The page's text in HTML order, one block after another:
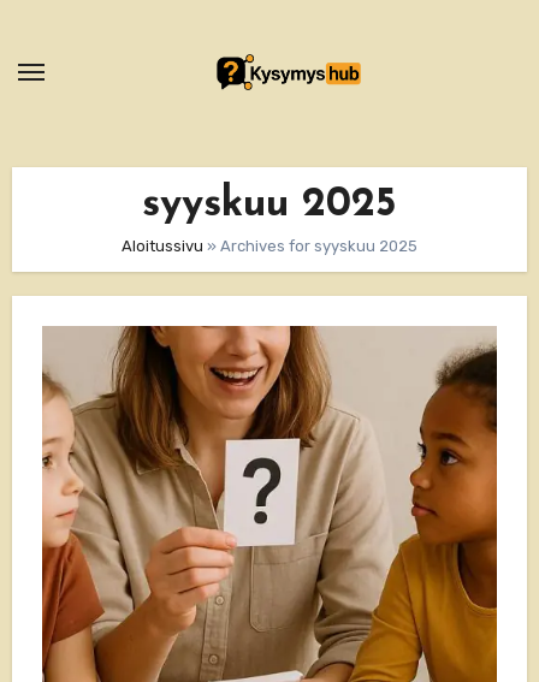
content
syyskuu 2025
Aloitussivu » Archives for syyskuu 2025